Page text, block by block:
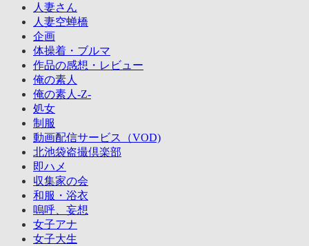
人妻さん
人妻空蝉橋
企画
体操着・ブルマ
作品の感想・レビュー
俺の素人
俺の素人-Z-
処女
制服
動画配信サービス（VOD)
北池袋盗撮倶楽部
即ハメ
収集家の会
和服・浴衣
嗚呼、妄想
女子アナ
女子大生